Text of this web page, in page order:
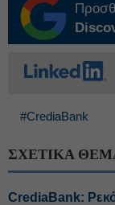
#CrediaBank
ΣΧΕΤΙΚΑ
CrediaBank: